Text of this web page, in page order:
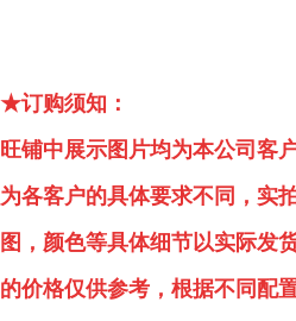
★订购须知：
旺铺中展示图片均为本公司客
为各客户的具体要求不同，实
图，颜色等具体细节以实际发
的价格仅供参考，根据不同配